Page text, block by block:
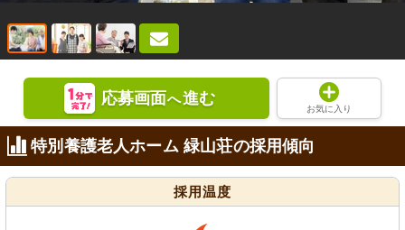
応募画面へ進む
お気に入り
特別養護老人ホーム 緑山荘の採用傾向
採用温度